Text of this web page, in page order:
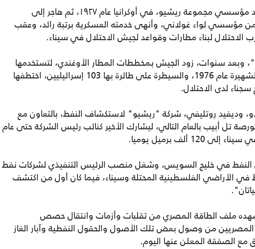
ويعد يشعياهو (شايكي) لاندو، أحد مؤسسي مجموعة ريشيو، في أوكرانيا عام ١٩٢٧، ثم هاجر إلى
عام 1946، وكان من مؤسسي لواء غولاني، وأنهى خدمته العسكرية برتبة رائد، وعقب
وبعد سنوات، زود الجيش بمخططات المطار الأوغندي، لتستخدمها
قوات الكوماندوز بعملية عنتيبي، الشهيرة عام 1976، والسيطرة على طائرة بها 103 إسرائيليين، اختطفها
لدى الاحتلال.
لاندو، وديفيد روتليفي، شركة "ريشيو" لاستكشاف النفط، بالتعاون مع
تل أبيب بالعام التالي، ليشارك الأخير كنائب رئيس الشركة حتى عام
النفط في خليج السويس، وشغل منصب الرئيس التنفيذي لشركات نفط
في الأراضي الفلسطينية المحتلة وسيناء، فيما كان أول من اكتشف
ملف الطاقة المصري من تقلبات وأزمات وانتقال حصص
من وصول بعض تلك الأصول والحقول النفطية وآبار الغاز
مع الصفقة المعلن عنها اليوم.